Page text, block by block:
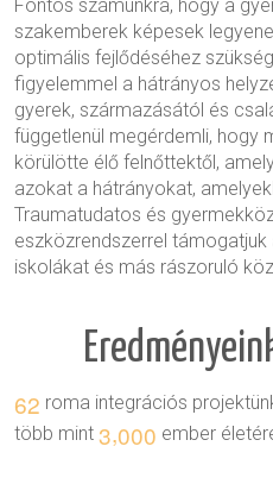
Fontos számunkra, hogy a
szakemberek képesek
optimális fejlődéséhez
figyelemmel a hátrányos
gyerek, származásától és
függetlenül megérdemli, hogy
körülötte élő felnőttektől,
azokat a hátrányokat,
Traumatudatos és
eszközrendszerrel
iskolákat és más rászoruló
62 roma integrációs
több mint 3,000 ember